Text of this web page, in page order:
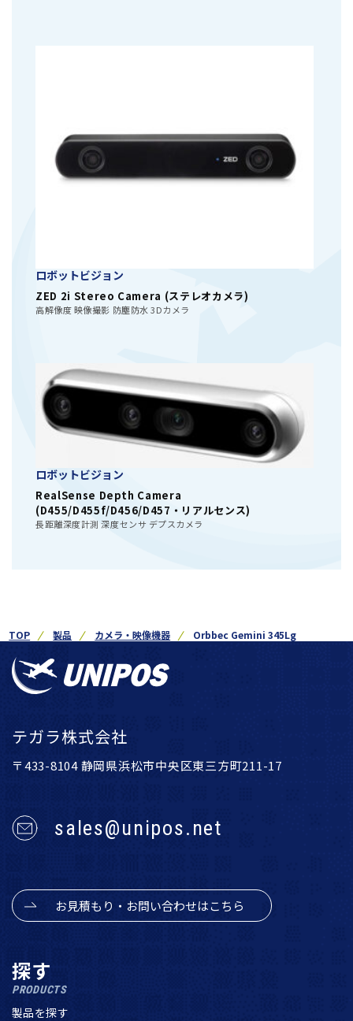
ロボットビジョン
ZED 2i Stereo Camera (ステレオカメラ)
高解像度 映像撮影 防塵防水 3Dカメラ
ロボットビジョン
RealSense Depth Camera
(D455/D455f/D456/D457・リアルセンス)
長距離深度計測 深度センサ デプスカメラ
TOP 製品 カメラ・映像機器 Orbbec Gemini 345Lg
テガラ株式会社
〒433-8104 静岡県浜松市中央区東三方町211-17
sales@unipos.net
お見積もり・お問い合わせはこちら
探す
PRODUCTS
製品を探す